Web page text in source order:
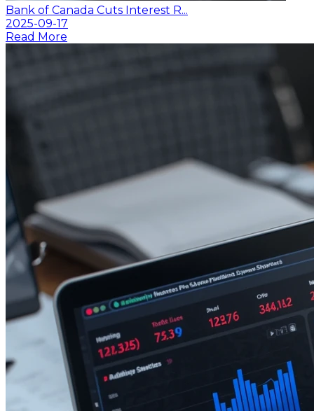
Bank of Canada Cuts Interest R...
2025-09-17
Read More